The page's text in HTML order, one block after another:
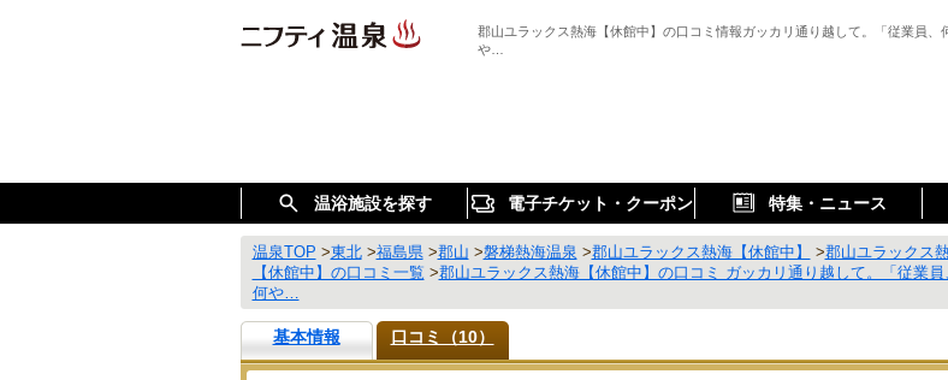
郡山ユラックス熱海【休館中】の口コミ情報ガッカリ通り越して。「従業員、
や…
温浴施設を探す 電子チケット・クーポン 特集・ニュース
温泉TOP >東北>福島県>郡山 >磐梯熱海温泉 >郡山ユラックス熱海【休館中】 >郡山ユラックス
【休館中】の口コミ一覧 >郡山ユラックス熱海【休館中】の口コミ ガッカリ通り越して。「従業員
何や…
基本情報 口コミ（10）